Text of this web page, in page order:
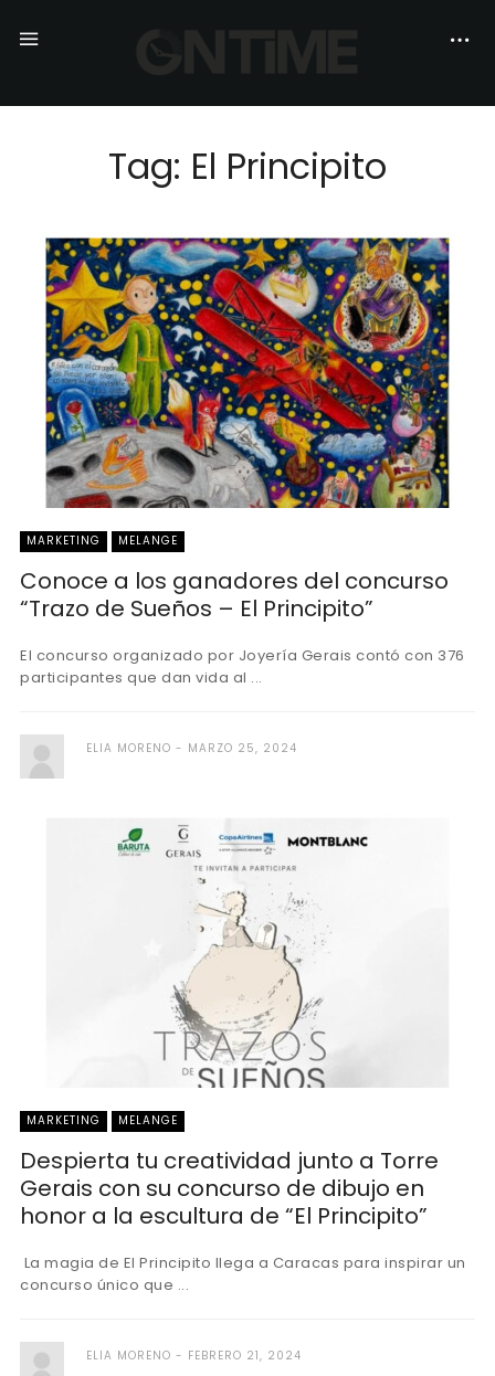
Tag: El Principito
MARKETING MELANGE
Conoce a los ganadores del concurso
“Trazo de Sueños – El Principito”
El concurso organizado por Joyería Gerais contó con 376
participantes que dan vida al ...
ELIA MORENO MARZO 25, 2024
MARKETING MELANGE
Despierta tu creatividad junto a Torre
Gerais con su concurso de dibujo en
honor a la escultura de “El Principito”
La magia de El Principito llega a Caracas para inspirar un
concurso único que ...
ELIA MORENO FEBRERO 21, 2024